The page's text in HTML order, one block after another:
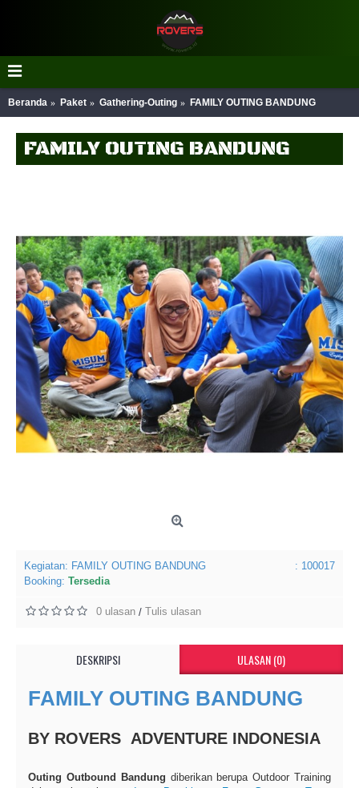
Beranda Paket Gathering-Outing FAMILY OUTING BANDUNG
FAMILY OUTING BANDUNG
: 100017
Kegiatan: FAMILY OUTING BANDUNG
Booking: Tersedia
0 ulasan / Tulis ulasan
DESKRIPSI ULASAN (0)
FAMILY OUTING BANDUNG
BY ROVERS ADVENTURE INDONESIA
Outing Outbound Bandung diberikan berupa Outdoor Training